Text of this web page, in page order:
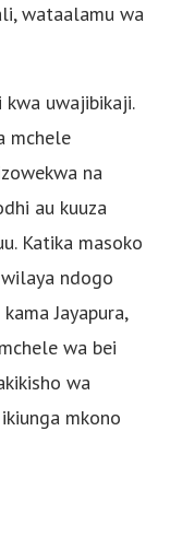
wataalamu wa
uwajibikaji.
mchele
na
au kuuza
Katika masoko
ndogo
Jayapura,
wa bei
wa
mkono